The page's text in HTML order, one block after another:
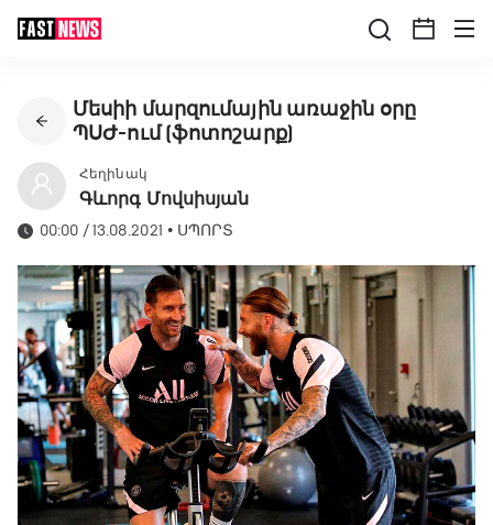
Մեսիի մարզումային առաջին օրը
ՊՍԺ-ում (ֆոտոշարք)
Հեղինակ
Գևորգ Մովսիսյան
00:00 / 13.08.2021 • ՍՊՈՐՏ